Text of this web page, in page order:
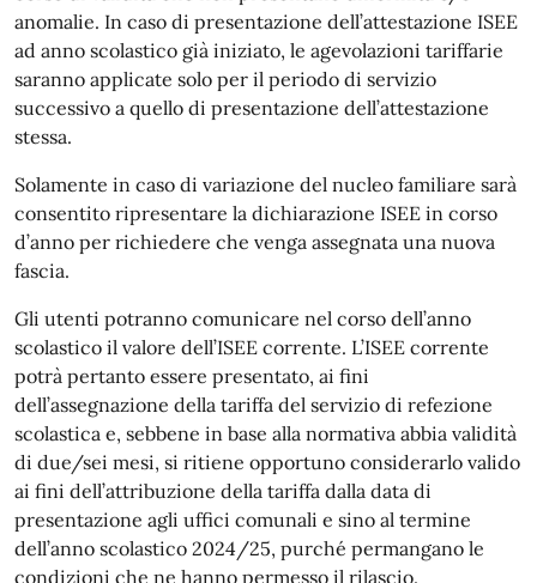
anomalie. In caso di presentazione dell’attestazione ISEE
ad anno scolastico già iniziato, le agevolazioni tariffarie
saranno applicate solo per il periodo di servizio
successivo a quello di presentazione dell’attestazione
stessa.
Solamente in caso di variazione del nucleo familiare sarà
consentito ripresentare la dichiarazione ISEE in corso
d’anno per richiedere che venga assegnata una nuova
fascia.
Gli utenti potranno comunicare nel corso dell’anno
scolastico il valore dell’ISEE corrente. L’ISEE corrente
potrà pertanto essere presentato, ai fini
dell’assegnazione della tariffa del servizio di refezione
scolastica e, sebbene in base alla normativa abbia validità
di due/sei mesi, si ritiene opportuno considerarlo valido
ai fini dell’attribuzione della tariffa dalla data di
presentazione agli uffici comunali e sino al termine
dell’anno scolastico 2024/25, purché permangano le
condizioni che ne hanno permesso il rilascio.